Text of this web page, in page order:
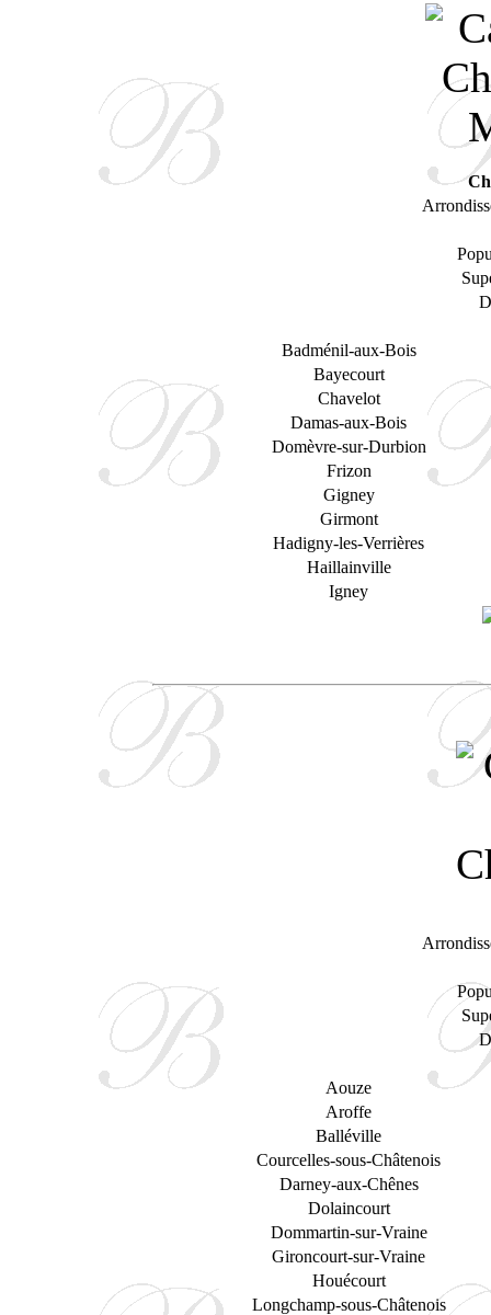
Badménil-aux-Bois
Bayecourt
Chavelot
Damas-aux-Bois
Domèvre-sur-Durbion
Frizon
Gigney
Girmont
Hadigny-les-Verrières
Haillainville
Igney
Aouze
Aroffe
Balléville
Courcelles-sous-Châtenois
Darney-aux-Chênes
Dolaincourt
Dommartin-sur-Vraine
Gironcourt-sur-Vraine
Houécourt
Longchamp-sous-Châtenois